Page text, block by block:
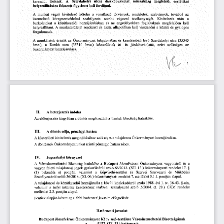
keresztül
történik. A Szerdahelyi utcai díszkőburkolat műszakilag megfelelő,
esztétikai
helyreállítására fokozott figyelmet kellfordítani.
A munkát végző kivitelező köteles a vonatkozó törvények, rendeletek, szabványok, továbbá az
üzemeltető
környezetvédelmi szabályzata szerint végezni tevékenységét. Kivitelezés után
a
burkolatokat a közútkezelői hozzájárulásban és az engedélyekben foglaltaknak megfelelően kell
helyreállítani. A munkaterületet rendezett és tiszta állapotában kell visszaadni a közúti és gyalogos
forgalomnak.
A munkálatok érintik az Önkormányzat tulajdonában és kezelésében lévő Szerdahelyi utca (35345
hrsz.),
a Dankó utca (35310 hrsz.) közterületek út- és járdaburkolatát, ezért szükséges
az
önkormányzathozzájárulása.
IL A beterjesztés indoka
Azelőteijesztéstárgyában adöntés meghozatala a Tisztelt Bizottság hatásköre.
III.
    A
döntés célja, pénzügyi hatása
A közterületi kivitelezés megindításához szükséges a tulajdonos Önkormányzat hozzájárulása.
AdöntésnekÖnkormányzatunkat érintőpénzügyi hatása nincs.
IV. Jogszabályi környezet
A Városüzemeltetési Bizottság hatásköre a Budapest Józsefvárosi Önkormányzat vagyonáról és a
vagyon feletti tulajdonosi jogok gyakorlásáról szóló 66/2012. (XII. 13.) önkormányzati rendelet 17. §
(1)
bekezdés e) pontján, valamint a Képviselő-testület és Szervei Szervezeti és
Működési
Szabályzatáról szóló 36/2014. (XI. 06.) önkormányzati rendelet 7. melléklet 5.1.1. pontján alapul.
A tulajdonosi és közútkezelői hozzájárulás a közúti közlekedésről szóló 1988. évi I. tv. 36-43. §-ain,
valamint a helyi közutak kezelésének szakmai szabályairól szóló 5/2004. (I. 28.) GKM rendelet
melléklet 2.3. pontján alapul.
Fentiekalapjánkérem az alábbi határozatijavaslat elfogadását.
Határozati javaslat
Budapest Józsefvárosi Önkormányzat Képviselő-testülete Városüzemeltetési Bizottságának